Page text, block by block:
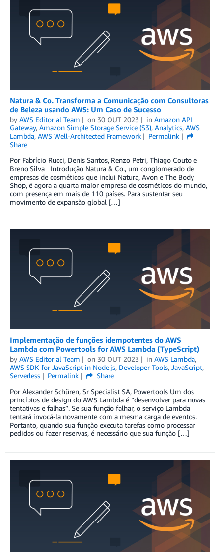
Natura & Co. Transforma a Comunicação com Consultoras
de Beleza usando AWS: Um Caso de Sucesso
by AWS Editorial Team on 30 OUT 2023 in Amazon API
Gateway, Amazon Simple Storage Service (S3), Analytics, AWS
Lambda, AWS Well-Architected Framework
Permalink
Share
Por Fabrício Rucci, Denis Santos, Renzo Petri, Thiago Couto e
Breno Silva Introdução Natura & Co., um conglomerado de
empresas de cosméticos que inclui Natura, Avon e The Body
Shop, é agora a quarta maior empresa de cosméticos do mundo,
com presença em mais de 110 países. Para sustentar seu
movimento de expansão global […]
Implementação de funções idempotentes do AWS
Lambda com Powertools for AWS Lambda (TypeScript)
by AWS Editorial Team on 30 OUT 2023 in AWS Lambda,
AWS SDK for JavaScript in Node.js, Developer Tools, JavaScript,
Serverless
Permalink
Share
Por Alexander Schüren, Sr Specialist SA, Powertools Um dos
princípios de design do AWS Lambda é “desenvolver para novas
tentativas e falhas”. Se sua função falhar, o serviço Lambda
tentará invocá-la novamente com a mesma carga de eventos.
Portanto, quando sua função executa tarefas como processar
pedidos ou fazer reservas, é necessário que sua função […]